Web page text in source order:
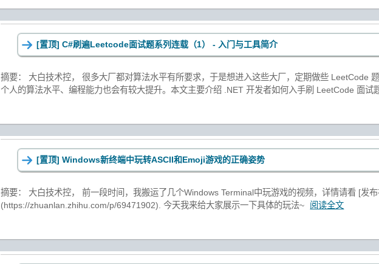
[置顶] C#刷遍Leetcode面试题系列连载（1） - 入门与工具简介
摘要： 大白技术控， 很多大厂都对算法水平有所要求，于是想进入这些大厂，定期做些 LeetCode
个人的算法水平、编程能力也会有较大提升。本文主要介绍 .NET 开发者如何入手刷 LeetCode 面试
[置顶] Windows新终端中玩转ASCII和Emoji游戏的正确姿势
摘要： 大白技术控， 前一段时间，我搬运了几个Windows Terminal中玩游戏的视频，详情请看 [发
(https://zhuanlan.zhihu.com/p/69471902). 今天我来给大家展示一下具体的玩法~
阅读全文